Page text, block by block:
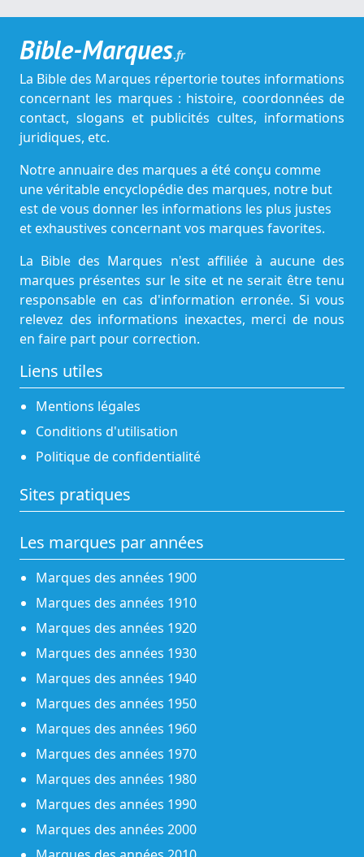
Bible-Marques.fr
La Bible des Marques répertorie toutes informations
concernant les marques : histoire, coordonnées de
contact, slogans et publicités cultes, informations
juridiques, etc.
Notre annuaire des marques a été conçu comme
une véritable encyclopédie des marques, notre but
est de vous donner les informations les plus justes
et exhaustives concernant vos marques favorites.
La Bible des Marques n'est affiliée à aucune des
marques présentes sur le site et ne serait être tenu
responsable en cas d'information erronée. Si vous
relevez des informations inexactes, merci de nous
en faire part pour correction.
Liens utiles
Mentions légales
Conditions d'utilisation
Politique de confidentialité
Sites pratiques
Les marques par années
Marques des années 1900
Marques des années 1910
Marques des années 1920
Marques des années 1930
Marques des années 1940
Marques des années 1950
Marques des années 1960
Marques des années 1970
Marques des années 1980
Marques des années 1990
Marques des années 2000